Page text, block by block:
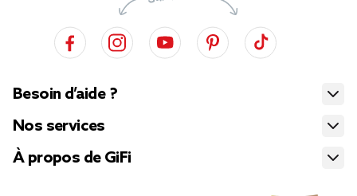
Besoin d’aide ?
Nos services
À propos de GiFi